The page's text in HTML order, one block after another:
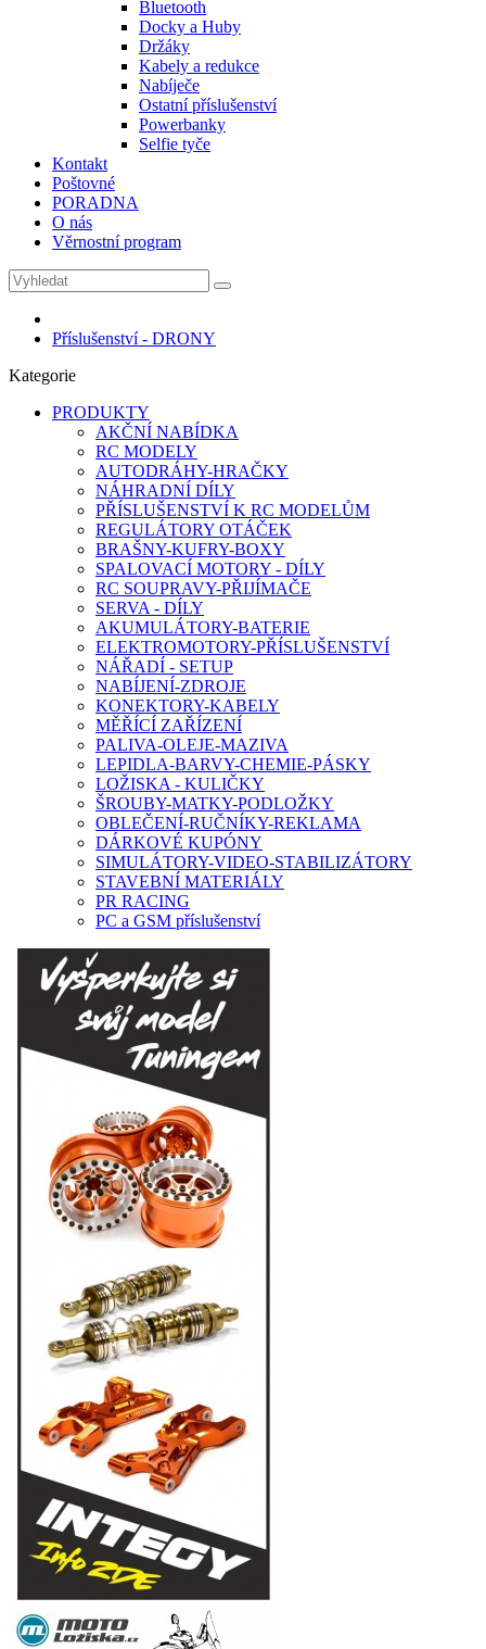
Bluetooth
Docky a Huby
Držáky
Kabely a redukce
Nabíječe
Ostatní příslušenství
Powerbanky
Selfie tyče
Kontakt
Poštovné
PORADNA
O nás
Věrnostní program
Příslušenství - DRONY
Kategorie
PRODUKTY
AKČNÍ NABÍDKA
RC MODELY
AUTODRÁHY-HRAČKY
NÁHRADNÍ DÍLY
PŘÍSLUŠENSTVÍ K RC MODELŮM
REGULÁTORY OTÁČEK
BRAŠNY-KUFRY-BOXY
SPALOVACÍ MOTORY - DÍLY
RC SOUPRAVY-PŘIJÍMAČE
SERVA - DÍLY
AKUMULÁTORY-BATERIE
ELEKTROMOTORY-PŘÍSLUŠENSTVÍ
NÁŘADÍ - SETUP
NABÍJENÍ-ZDROJE
KONEKTORY-KABELY
MĚŘÍCÍ ZAŘÍZENÍ
PALIVA-OLEJE-MAZIVA
LEPIDLA-BARVY-CHEMIE-PÁSKY
LOŽISKA - KULIČKY
ŠROUBY-MATKY-PODLOŽKY
OBLEČENÍ-RUČNÍKY-REKLAMA
DÁRKOVÉ KUPÓNY
SIMULÁTORY-VIDEO-STABILIZÁTORY
STAVEBNÍ MATERIÁLY
PR RACING
PC a GSM příslušenství